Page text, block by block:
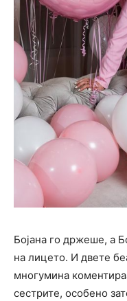
Бојана го држеше, а
на лицето. И двете
многумина
сестрите, особено